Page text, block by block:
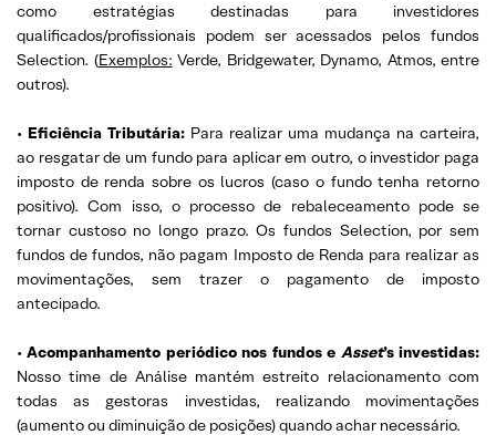
como estratégias destinadas para investidores
qualificados/profissionais
podem ser acessados pelos fundos
Selection. (Exemplos: Verde, Bridgewater, Dynamo, Atmos, entre
outros).
• Eficiência Tributária: Para realizar uma mudança na carteira,
ao resgatar de um fundo para aplicar em outro, o investidor paga
imposto de renda sobre os lucros (caso o fundo tenha retorno
positivo). Com isso, o processo de rebaleceamento pode se
tornar custoso no longo prazo. Os fundos Selection, por sem
fundos de fundos, não pagam Imposto de Renda para realizar as
movimentações, sem trazer o pagamento de imposto
antecipado.
•Acompanhamento periódico nos fundos e Asset’s investidas:
Nosso time de Análise mantém estreito relacionamento com
todas as gestoras investidas, realizando movimentações
(aumento ou diminuição de posições) quando achar necessário.